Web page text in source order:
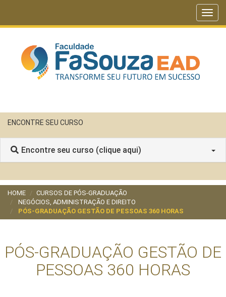
ENCONTRE SEU CURSO
Encontre seu curso (clique aqui)
HOME
CURSOS DE PÓS-GRADUAÇÃO
NEGÓCIOS, ADMINISTRAÇÃO E DIREITO
PÓS-GRADUAÇÃO GESTÃO DE PESSOAS 360 HORAS
PÓS-GRADUAÇÃO GESTÃO DE
PESSOAS 360 HORAS